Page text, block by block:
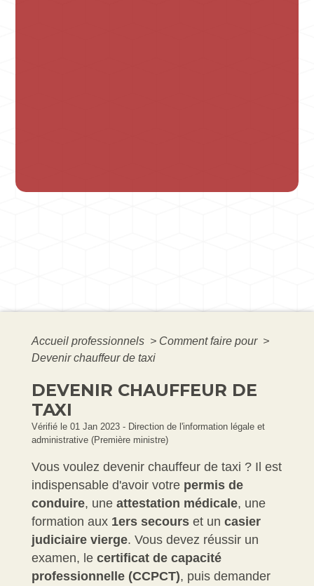
Accueil professionnels > Comment faire pour >
Devenir chauffeur de taxi
DEVENIR CHAUFFEUR DE
TAXI
Vérifié le 01 Jan 2023 - Direction de l'information légale et
administrative (Première ministre)
Vous voulez devenir chauffeur de taxi ? Il est
indispensable d'avoir votre permis de
conduire, une attestation médicale, une
formation aux 1ers secours et un casier
judiciaire vierge. Vous devez réussir un
examen, le certificat de capacité
professionnelle (CCPCT), puis demander